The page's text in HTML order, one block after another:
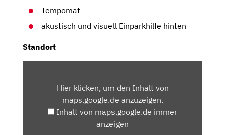
Tempomat
akustisch und visuell Einparkhilfe hinten
Standort
MAPS.GOOGLE.DEHier klicken, um den Inhalt von
maps.google.de anzuzeigen.
Inhalt von maps.google.de immer
anzeigen